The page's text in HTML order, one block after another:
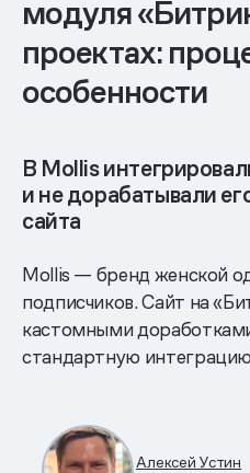
модуля
проектах:
особенности
В Mollis
и не дорабатывали
сайта
Mollis — бренд женской
подписчиков. Сайт на
кастомными
стандартную
Алексей Устин